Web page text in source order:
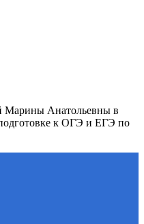
Марины Анатольевны в
к ОГЭ и ЕГЭ по